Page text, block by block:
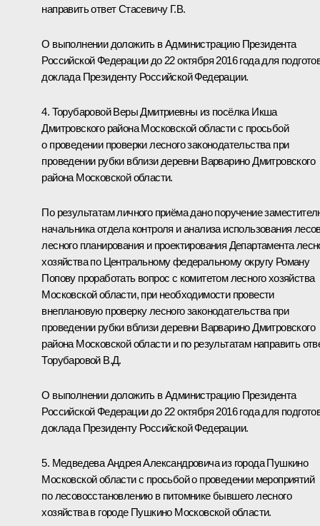
направить ответ Стасевичу Г.В.
О выполнении доложить в Администрацию Президента
Российской Федерации до 22 октября 2016 года для
доклада Президенту Российской Федерации.
4. Торубаровой Веры Дмитриевны из посёлка Икша
Дмитровского района Московской области с просьбой
о проведении проверки лесного законодательства при
проведении рубки вблизи деревни Варварино Дмитровского
района Московской области.
По результатам личного приёма дано поручение
начальника отдела контроля и анализа использования
лесного планирования и проектирования Департамента
хозяйства по Центральному федеральному округу Роману
Попову проработать вопрос с комитетом лесного хозяйства
Московской области, при необходимости провести
внеплановую проверку лесного законодательства при
проведении рубки вблизи деревни Варварино Дмитровского
района Московской области и по результатам направить
Торубаровой В.Д.
О выполнении доложить в Администрацию Президента
Российской Федерации до 22 октября 2016 года для
доклада Президенту Российской Федерации.
5. Медведева Андрея Александровича из города Пушкино
Московской области с просьбой о проведении мероприятий
по лесовосстановлению в питомнике бывшего лесного
хозяйства в городе Пушкино Московской области.